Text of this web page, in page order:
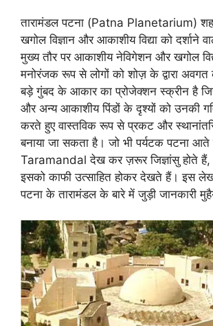
तारामंडल पटना (Patna Planetarium)
खगोल विज्ञान और आकाशीय विद्या को दर्शाने
मुख्य तौर पर आकाशीय नेविगेशन और खगोल
मनोरंजक रूप से लोगों को शोज़ के द्वारा अवगत
बड़े गुंबद के आकार का प्रोजेक्शन स्क्रीन है
और अन्य आकाशीय पिंडों के दृश्यों को उनकी
करते हुए वास्तविक रूप से प्रकट और
बनाया जा सकता है। जो भी पर्यटक पटना आते
Taramandal देख कर ज़रूर जिज्ञांसु होते
इसको काफी उत्साहित होकर देखते हैं। इस
पटना के तारामंडल के बारे में जुड़ी जानकारी